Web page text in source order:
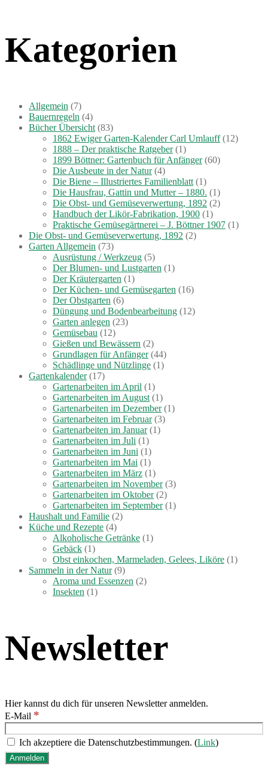
Kategorien
Allgemein (7)
Bauernregeln (4)
Bücher Übersicht (83)
1862 Ewiger Garten-Kalender Carl Umlauff(12)
1888 – Der praktische Ratgeber(1)
1899 Böttner: Gartenbuch für Anfänger(60)
Die Ausbeute in der Natur(4)
Die Biene – Illustriertes Familienblatt (1)
Die Hausfrau, Gattin und Mutter – 1880. (1)
Die Obst- und Gemüseverwertung, 1892 (2)
Handbuch der Likör-Fabrikation, 1900 (1)
Praktische Gemüsegärtnerei – J. Böttner 1907 (1)
Die Obst- und Gemüseverwertung, 1892 (2)
Garten Allgemein (73)
Ausrüstung / Werkzeug (5)
Der Blumen- und Lustgarten (1)
Der Kräutergarten (1)
Der Küchen- und Gemüsegarten (16)
Der Obstgarten (6)
Düngung und Bodenbearbeitung (12)
Garten anlegen (23)
Gemüsebau (12)
Gießen und Bewässern (2)
Grundlagen für Anfänger(44)
Schädlinge und Nützlinge (1)
Gartenkalender(17)
Gartenarbeiten im April (1)
Gartenarbeiten im August (1)
Gartenarbeiten im Dezember(1)
Gartenarbeiten im Februar(3)
Gartenarbeiten im Januar(1)
Gartenarbeiten im Juli (1)
Gartenarbeiten im Juni (1)
Gartenarbeiten im Mai (1)
Gartenarbeiten im März (1)
Gartenarbeiten im November(3)
Gartenarbeiten im Oktober(2)
Gartenarbeiten im September(1)
Haushalt und Familie (2)
Küche und Rezepte (4)
Alkoholische Getränke (1)
Gebäck (1)
Obst einkochen, Marmeladen, Gelees, Liköre (1)
Sammeln in der Natur(9)
Aroma und Essenzen (2)
Insekten (1)
Newsletter
Hier kannst du dich für unseren Newsletter anmelden.
E-Mail *
Ich akzeptiere die Datenschutzbestimmungen. (Link)